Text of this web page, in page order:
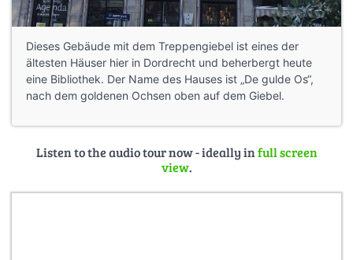
Dieses Gebäude mit dem Treppengiebel ist eines der
ältesten Häuser hier in Dordrecht und beherbergt heute
eine Bibliothek. Der Name des Hauses ist „De gulde Os“,
nach dem goldenen Ochsen oben auf dem Giebel.
Listen to the audio tour now - ideally infull screen
view.